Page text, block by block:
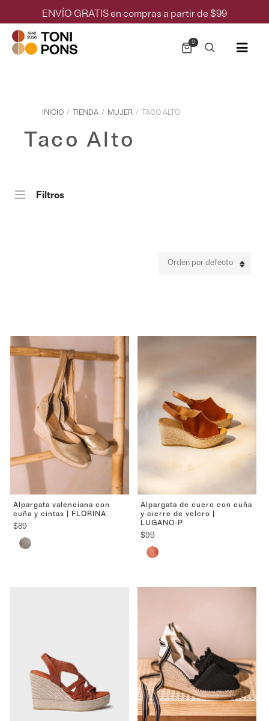
ENVÍO GRATIS en compras a partir de $99
0
INICIO / TIENDA / MUJER / TACO ALTO
Taco Alto
Filtros
Orden por defecto
Alpargata valenciana con
cuña y cintas | FLORINA
$89
Alpargata de cuero con cuña
y cierre de velcro |
LUGANO-P
$99